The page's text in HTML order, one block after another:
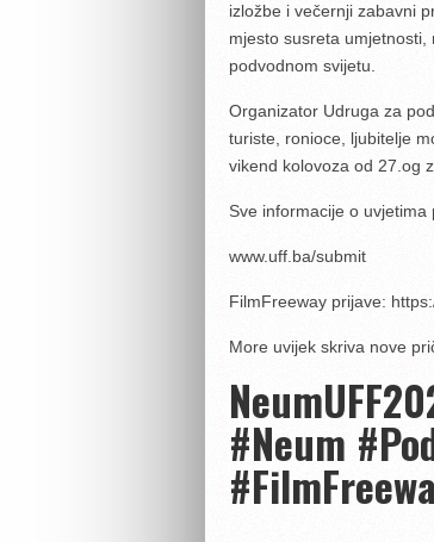
izložbe i večernji zabavni
mjesto susreta
podvodnom svijetu.
Organizator Udruga za
turiste, ronioce, ljubitelje
vikend kolovoza od 27.og
Sve informacije o
www.uff.ba/submit
FilmFreeway prijave:
More uvijek skriva nove
#Neum